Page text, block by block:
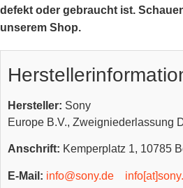
defekt oder gebraucht ist.
unserem Shop.
Hersteller: Sony
Europe B.V., Zweigniederlassung
Anschrift: Kemperplatz 1, 10785
E-Mail: info@sony.de